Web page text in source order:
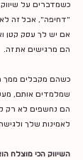
כשמדברים על
"דחיפה", אבל זה לא
אם יש לך עסק קטן
הם מרגישים את זה.
כשהם מקבלים ממך
שמלמדים אותם,
הם נחשפים לא רק
לאמינות שלך
השיווק הכי מוצלח